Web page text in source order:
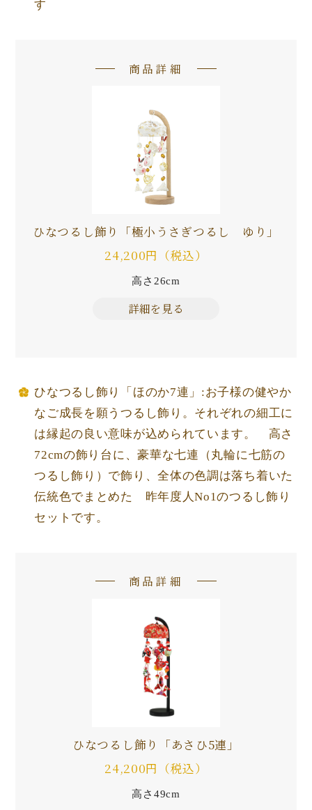
す
商品詳細
ひなつるし飾り「極小うさぎつるし ゆり」
24,200円（税込）
高さ26cm
詳細を見る
ひなつるし飾り「ほのか7連」:お子様の健やか
なご成長を願うつるし飾り。それぞれの細工に
は縁起の良い意味が込められています。 高さ
72cmの飾り台に、豪華な七連（丸輪に七筋の
つるし飾り）で飾り、全体の色調は落ち着いた
伝統色でまとめた 昨年度人No1のつるし飾り
セットです。
商品詳細
ひなつるし飾り「あさひ5連」
24,200円（税込）
高さ49cm